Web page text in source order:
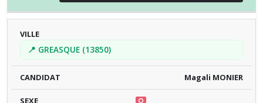
📍 GREASQUE (13850)
Magali MONIER